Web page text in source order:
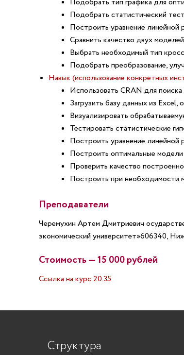
Подобрать статистический
Построить уравнение линейной
Сравнить качество двух
Выбрать необходимый тип
Подобрать преобразование,
Навык (использование конкретных
Использовать CRAN для
Загрузить базу данных из
Визуализировать
Тестировать статистические
Построить уравнение линейной
Построить оптимальные
Проверить качество
Построить при необходимости
Преподаватели
Черемухин Артем Дмитриевич
экономический университет»606340,
Стоимость — 15 000 рублей
Ссылка на курс 20.35
Структура